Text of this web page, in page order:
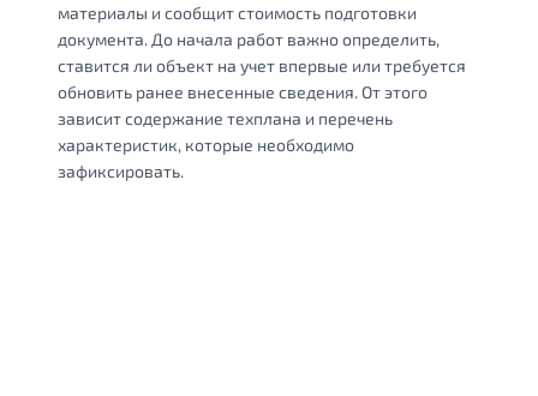
материалы и сообщит стоимость подготовки
документа. До начала работ важно определить,
ставится ли объект на учет впервые или требуется
обновить ранее внесенные сведения. От этого
зависит содержание техплана и перечень
характеристик, которые необходимо
зафиксировать.